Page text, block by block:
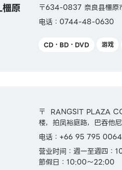
原
〒634-0837 奈良县橿
电话：0744-48-0630
CD・BD・DVD 游戏
〒 RANGSIT PLAZA
楼，拍凤裕庭路，巴吞他
电话：+66 95 795 0064
营业时间：週一至週四：
節假日：10:00～22:00